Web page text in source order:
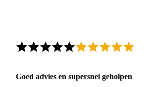
Goed advies en supersnel geholpen